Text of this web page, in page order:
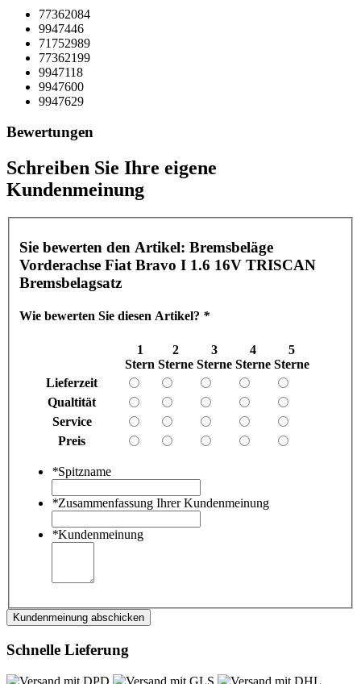
77362084
9947446
71752989
77362199
9947118
9947600
9947629
Bewertungen
Schreiben Sie Ihre eigene
Kundenmeinung
Sie bewerten den Artikel: Bremsbeläge
Vorderachse Fiat Bravo I 1.6 16V TRISCAN
Bremsbelagsatz
Wie bewerten Sie diesen Artikel? *
1
Stern
2
Sterne
3
Sterne
4
Sterne
5
Sterne
Lieferzeit
Qualtität
Service
Preis
*Spitzname
*Zusammenfassung Ihrer Kundenmeinung
*Kundenmeinung
Kundenmeinung abschicken
Schnelle Lieferung